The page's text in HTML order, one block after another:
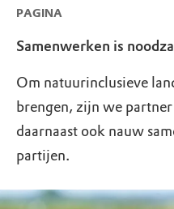
PAGINA
Samenwerken is
Om natuurinclusieve
brengen, zijn we
daarnaast ook nauw
partijen.